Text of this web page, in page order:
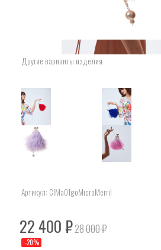
Другие варианты изделия
Артикул: ClMa01goMicroMerril
22 400₽28 000₽
-20%